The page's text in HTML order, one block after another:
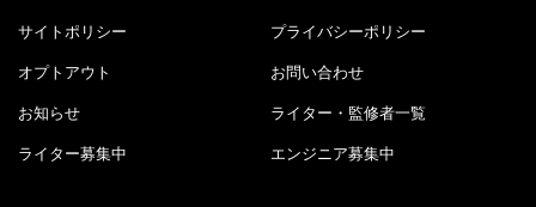
サイトポリシー プライバシーポリシー
オプトアウト お問い合わせ
お知らせ ライター・監修者一覧
ライター募集中 エンジニア募集中